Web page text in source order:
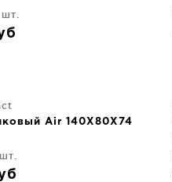
Air 140X80X74